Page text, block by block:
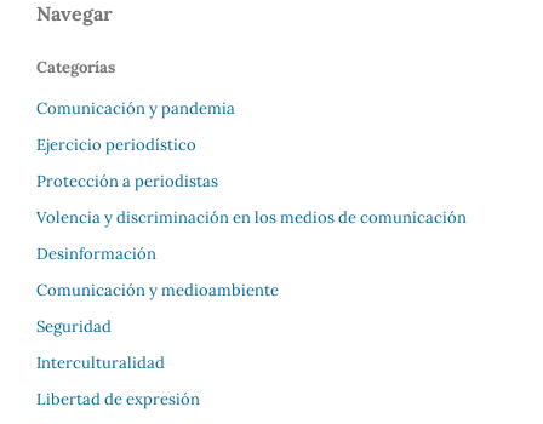
Navegar
Categorías
Comunicación y pandemia
Ejercicio periodístico
Protección a periodistas
Volencia y discriminación en los medios de comunicación
Desinformación
Comunicación y medioambiente
Seguridad
Interculturalidad
Libertad de expresión